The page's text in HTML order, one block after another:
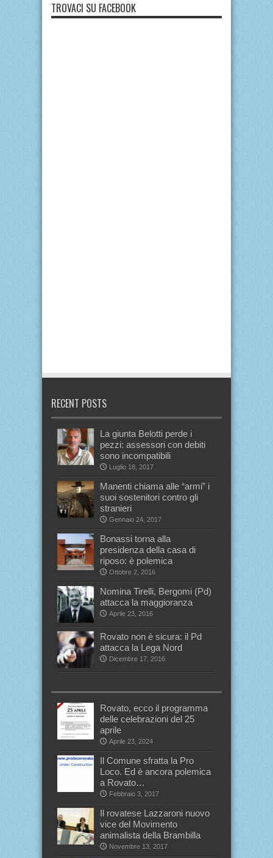
TROVACI SU FACEBOOK
RECENT POSTS
La giunta Belotti perde i
pezzi: assessori con debiti
sono incompatibili
Luglio 18, 2017
Manenti chiama alle “armi” i
suoi sostenitori contro gli
stranieri
Gennaio 24, 2017
Bonassi torna alla
presidenza della casa di
riposo: è polemica
Ottobre 2, 2016
Nomina Tirelli, Bergomi (Pd)
attacca la maggioranza
Aprile 23, 2016
Rovato non è sicura: il Pd
attacca la Lega Nord
Dicembre 17, 2016
Rovato, ecco il programma
delle celebrazioni del 25
aprile
Aprile 23, 2024
Il Comune sfratta la Pro
Loco. Ed è ancora polemica
a Rovato…
Febbraio 3, 2017
Il rovatese Lazzaroni nuovo
vice del Movimento
animalista della Brambilla
Novembre 13, 2017